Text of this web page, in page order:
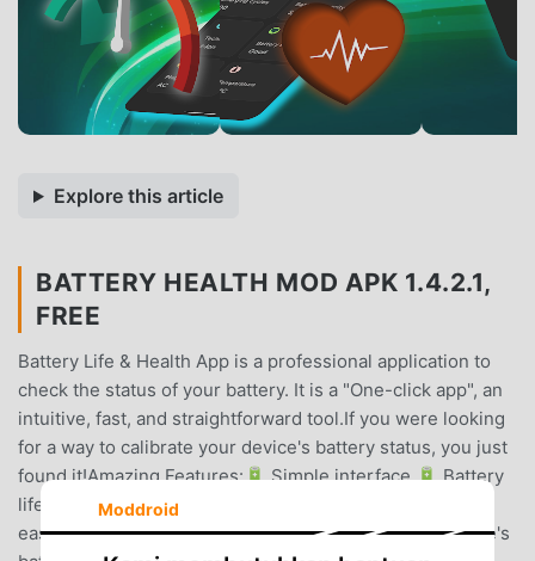
Explore this article
BATTERY HEALTH MOD APK 1.4.2.1,
FREE
Battery Life & Health App is a professional application to
check the status of your battery. It is a "One-click app", an
intuitive, fast, and straightforward tool.If you were looking
for a way to calibrate your device's battery status, you just
found it!Amazing Features:🔋 Simple interface,🔋 Battery
life checker.🔋 Calibrate battery status easily. 🔋 The
easiest way to calibrate the battery and check the device's
Moddroid